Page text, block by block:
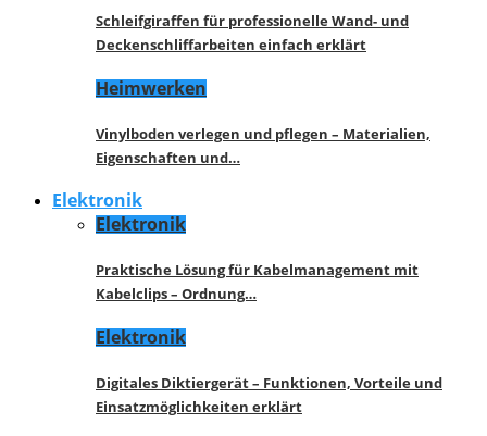
Schleifgiraffen für professionelle Wand- und
Deckenschliffarbeiten einfach erklärt
Heimwerken
Vinylboden verlegen und pflegen – Materialien,
Eigenschaften und…
Elektronik
Elektronik
Praktische Lösung für Kabelmanagement mit
Kabelclips – Ordnung…
Elektronik
Digitales Diktiergerät – Funktionen, Vorteile und
Einsatzmöglichkeiten erklärt